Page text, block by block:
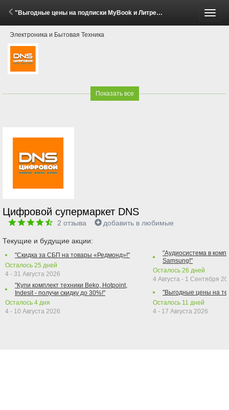
"Выгодные цены на подписки MyBook и Литрес!" (3 - 20 Июля 2026)
Электроника и Бытовая Техника
Показать все
Цифровой супермаркет DNS
2 отзыва добавить в любимые
Текущие и будущие акции:
"Скидка за СБП на товары «Редмонд»!"
Осталось 25 дней
4 - 31 Августа 2026
"Купи комплект техники Beko, Hotpoint,
Indesit - получи скидку до 30%!"
Осталось 4 дня
4 - 10 Августа 2026
"Аудиосистема в
Samsung!"
Осталось 26 дней
4 Августа - 1 Сентября
"Выгодные цены на
Осталось 11 дней
4 - 17 Августа 2026